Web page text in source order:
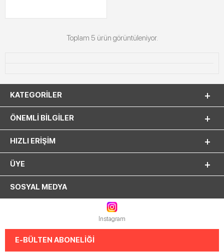
Toplam 5 ürün görüntüleniyor.
KATEGORILER
ÖNEMLI BILGILER
HIZLI ERIŞIM
ÜYE
SOSYAL MEDYA
Instagram
E-BÜLTEN ABONELİĞİ